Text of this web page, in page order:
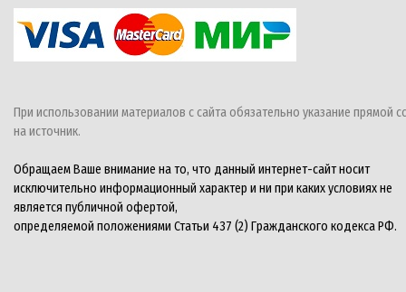
При использовании материалов с сайта обязательно указание прямой
на источник.
Обращаем Ваше внимание на то, что данный интернет-сайт носит
исключительно информационный характер и ни при каких условиях не
является публичной офертой,
определяемой положениями Статьи 437 (2) Гражданского кодекса РФ.